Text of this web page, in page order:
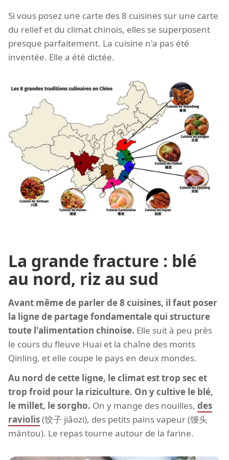
Si vous posez une carte des 8 cuisines sur une carte
du relief et du climat chinois, elles se superposent
presque parfaitement. La cuisine n'a pas été
inventée. Elle a été dictée.
La grande fracture : blé
au nord, riz au sud
Avant même de parler de 8 cuisines, il faut poser
la ligne de partage fondamentale qui structure
toute l'alimentation chinoise. Elle suit à peu près
le cours du fleuve Huai et la chaîne des monts
Qinling, et elle coupe le pays en deux mondes.
Au nord de cette ligne, le climat est trop sec et
trop froid pour la riziculture. On y cultive le blé,
le millet, le sorgho. On y mange des nouilles, des
raviolis(饺子 jiǎozi), des petits pains vapeur (馒头
mántou). Le repas tourne autour de la farine.